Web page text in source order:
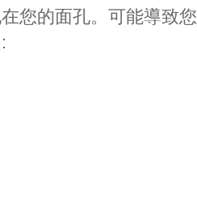
您的面孔。可能導致